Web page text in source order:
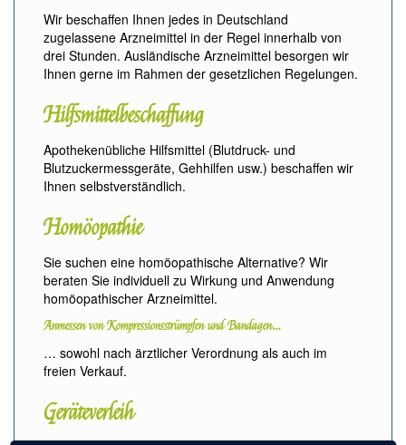
Wir beschaffen Ihnen jedes in Deutschland
zugelassene Arzneimittel in der Regel innerhalb von
drei Stunden. Ausländische Arzneimittel besorgen wir
Ihnen gerne im Rahmen der gesetzlichen Regelungen.
Hilfsmittelbeschaffung
Apothekenübliche Hilfsmittel (Blutdruck- und
Blutzuckermessgeräte, Gehhilfen usw.) beschaffen wir
Ihnen selbstverständlich.
Homöopathie
Sie suchen eine homöopathische Alternative? Wir
beraten Sie individuell zu Wirkung und Anwendung
homöopathischer Arzneimittel.
Anmessen von Kompressionsstrümpfen und Bandagen…
… sowohl nach ärztlicher Verordnung als auch im
freien Verkauf.
Geräteverleih